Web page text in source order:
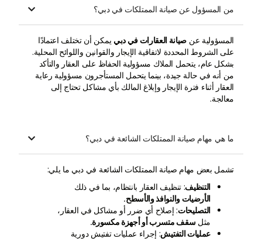
من المسؤول عن صيانة الممتلكات في دبي؟ 
المسؤولية عن صيانة العقارات في دبي يمكن أن تختلف اعتمادًا
على الشروط المحددة لاتفاقية الإيجار والقوانين واللوائح المحلية.
بشكل عام، يتحمل الملاك مسؤولية الحفاظ على العقار والتأكد
من أنه في حالة جيدة، بينما يتحمل المستأجرون مسؤولية رعاية
العقار أثناء فترة الإيجار وإبلاغ المالك بأي مشاكل تحتاج إلى
معالجة.
ما هي مهام صيانة الممتلكات الشائعة في دبي؟ 
تشمل بعض مهام صيانة الممتلكات الشائعة في دبي ما يلي:
التنظيف: تنظيف العقار بانتظام، بما في ذلك
الأرضيات والنوافذ والأسطح.
التصليحات: إصلاح أي ضرر أو مشاكل في العقار،
مثلسقف متسرب أو أجهزة مكسورة.
عمليات التفتيش: إجراء عمليات تفتيش دورية